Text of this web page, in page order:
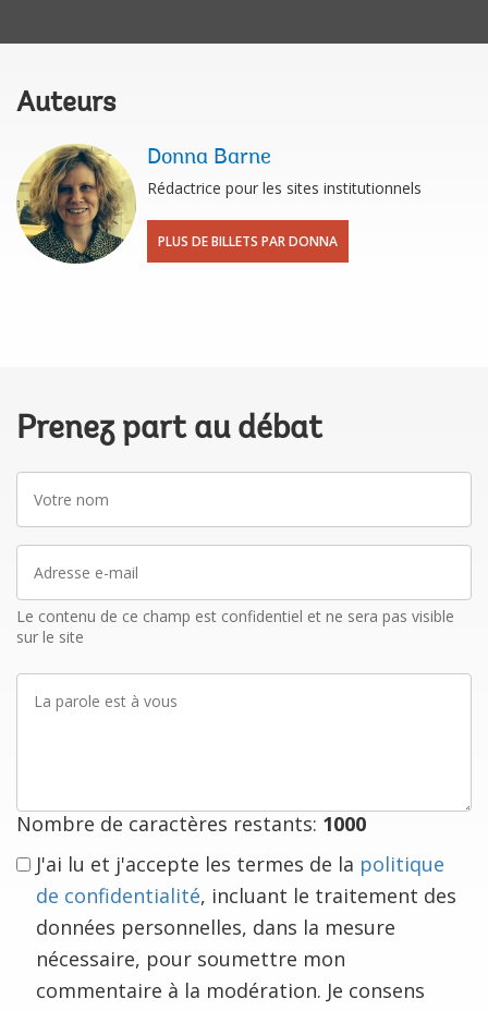
Auteurs
Donna Barne
Rédactrice pour les sites institutionnels
PLUS DE BILLETS PAR DONNA
Prenez part au débat
nom
mail
Le contenu de ce champ est confidentiel et ne sera pas visible
sur le site
parole
Nombre de caractères restants: 1000
J'ai lu et j'accepte les termes de la politique
de confidentialité, incluant le traitement des
données personnelles, dans la mesure
nécessaire, pour soumettre mon
commentaire à la modération. Je consens